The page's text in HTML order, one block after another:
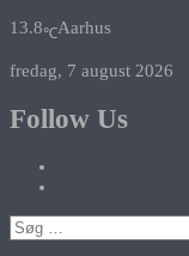
13.8℃Aarhus
fredag, 7 august 2026
Follow Us
Søg
efter: